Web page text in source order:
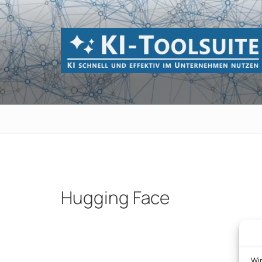
Zum
Inhalt
springen
KI-
KI schnell und effektiv im Unternehmen
Hugging Face